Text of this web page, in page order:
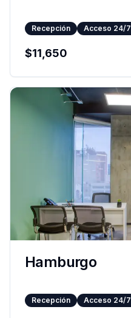
Recepción Acceso 24/7
$11,650
Hamburgo
Recepción Acceso 24/7